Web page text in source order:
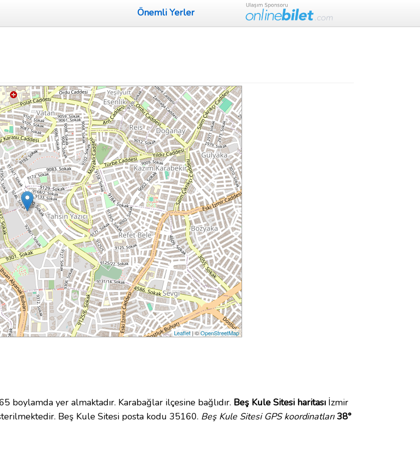
Önemli Yerler
Leaflet| ©OpenStreetMap
yer almaktadır. Karabağlar ilçesine bağlıdır. Beş Kule Sitesi haritası İzmir
Beş Kule Sitesi posta kodu 35160. Beş Kule Sitesi GPS koordinatları 38°